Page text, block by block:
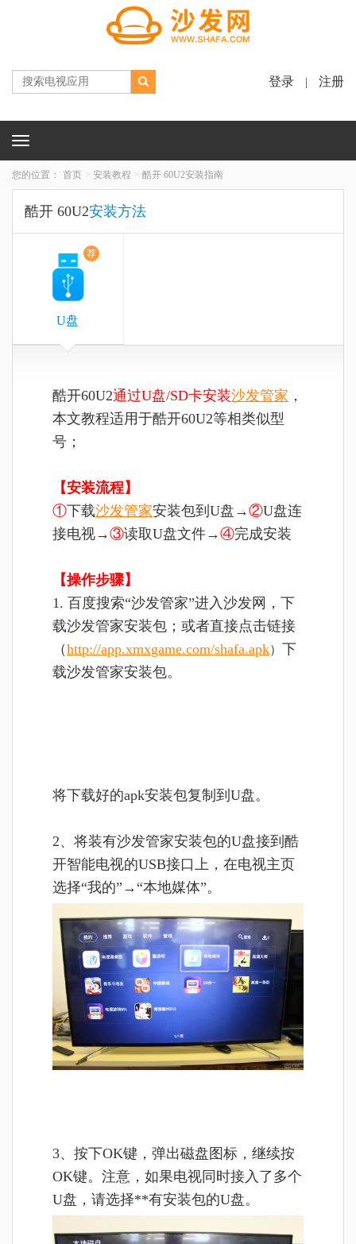
登录 注册
Toggle
您的位置： 首页 安装教程 酷开 60U2安装指南
酷开 60U2安装方法
荐
U盘
酷开60U2通过U盘/SD卡安装沙发管家 ，
本文教程适用于酷开60U2等相类似型
号；
【安装流程】
①下载沙发管家安装包到U盘→②U盘连
接电视→③读取U盘文件→④完成安装
【操作步骤】
1. 百度搜索“沙发管家”进入沙发网，下
载沙发管家安装包；或者直接点击链接
（http://app.xmxgame.com/shafa.apk） 下
载沙发管家安装包。
将下载好的apk安装包复制到U盘。
2、将装有沙发管家安装包的U盘接到酷
开智能电视的USB接口上，在电视主页
选择“我的” →“本地媒体”。
3、按下OK键，弹出磁盘图标，继续按
OK键。注意，如果电视同时接入了多个
U盘，请选择**有安装包的U盘。